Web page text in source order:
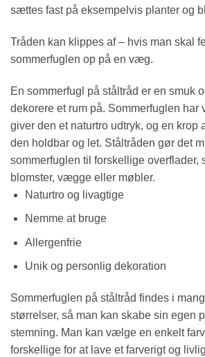
sættes fast på eksempelvis planter og
Tråden kan klippes af – hvis man skal
sommerfuglen op på en væg.
En sommerfugl på ståltråd er en smuk
dekorere et rum på. Sommerfuglen har
giver den et naturtro udtryk, og en krop
den holdbar og let. Ståltråden gør det
sommerfuglen til forskellige overflader,
blomster, vægge eller møbler.
Naturtro og livagtige
Nemme at bruge
Allergenfrie
Unik og personlig dekoration
Sommerfuglen på ståltråd findes i
størrelser, så man kan skabe sin egen
stemning. Man kan vælge en enkelt
forskellige for at lave et farverigt og